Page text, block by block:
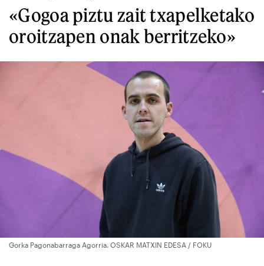
«Gogoa piztu zait txapelketako
oroitzapen onak berritzeko»
Gorka Pagonabarraga Agorria. OSKAR MATXIN EDESA / FOKU